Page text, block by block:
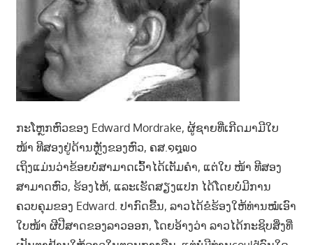
ກະໂຫຼກຫົວຂອງ Edward Mordrake, ຜູ້ຊາຍທີ່ເກີດມາມີໃບ
ໜ້າ ທີສອງຢູ່ດ້ານຫຼັງຂອງຫົວ, ຄສ.໑໘໙໐
ເຖິງແມ່ນວ່າຂ້ອຍບໍ່ສາມາດເວົ້າໄດ້ເຕັມຄໍາ, ແຕ່ໃບ ໜ້າ ທີສອງ
ສາມາດຫົວ, ຮ້ອງໄຫ້, ແລະເຮັດສຽງແປກ ໄດ້ໂດຍບໍ່ມີການ
ຄວບຄຸມຂອງ Edward. ປາກົດຂື້ນ, ລາວໄດ້ຂໍຮ້ອງໃຫ້ທ່ານໝໍເອົາ
ໃບໜ້າ ຜີປີສາດຂອງລາວອອກ, ໂດຍອ້າງວ່າ ລາວໄດ້ກະຊິບສິ່ງທີ່